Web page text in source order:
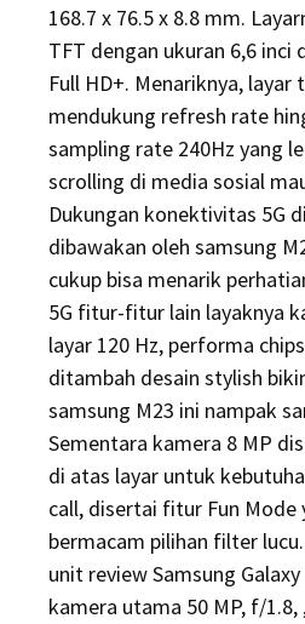
168.7 x 76.5 x 8.8 mm.
TFT dengan ukuran 6,6 inci
Full HD+. Menariknya, layar
mendukung refresh rate
sampling rate 240Hz yang
scrolling di media sosial
Dukungan konektivitas 5G
dibawakan oleh samsung
cukup bisa menarik
5G fitur-fitur lain layaknya
layar 120 Hz, performa
ditambah desain stylish
samsung M23 ini nampak
Sementara kamera 8 MP
di atas layar untuk
call, disertai fitur Fun Mode
bermacam pilihan filter
unit review Samsung
kamera utama 50 MP, f/1.8,